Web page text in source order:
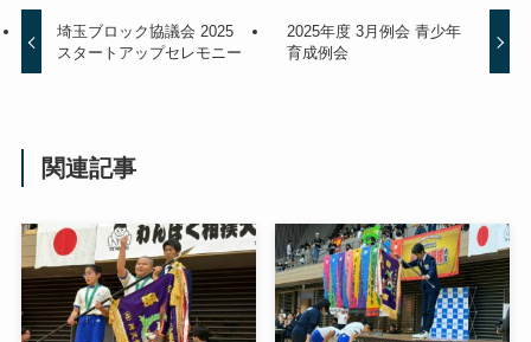
埼玉ブロック協議会 2025
スタートアップセレモニー
2025年度 3月例会 青少年
育成例会
関連記事